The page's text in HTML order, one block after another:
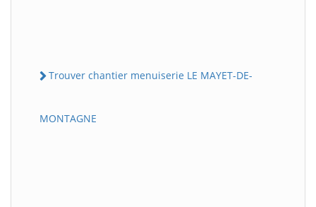
Trouver chantier menuiserie LE MAYET-DE-
MONTAGNE